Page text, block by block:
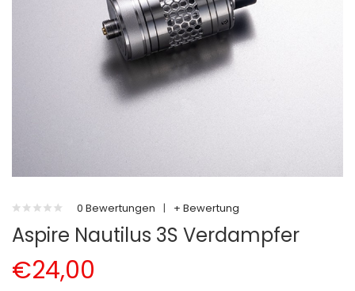
0 Bewertungen | + Bewertung
Aspire Nautilus 3S Verdampfer
€24,00